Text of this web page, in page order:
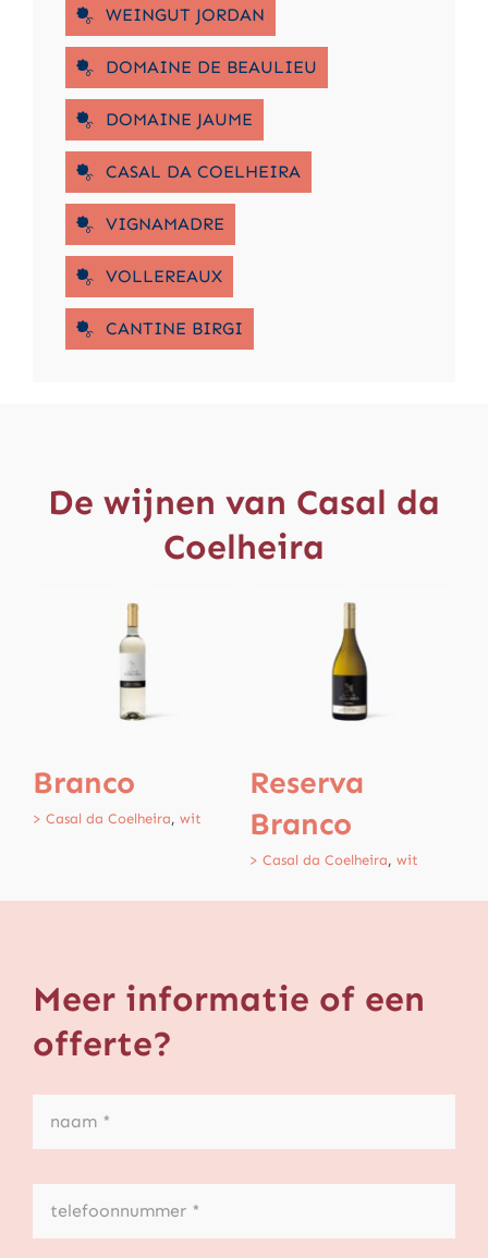
WEINGUT JORDAN
DOMAINE DE BEAULIEU
DOMAINE JAUME
CASAL DA COELHEIRA
VIGNAMADRE
VOLLEREAUX
CANTINE BIRGI
De wijnen van Casal da
Coelheira
Branco
> Casal da Coelheira, wit
Reserva
Branco
> Casal da Coelheira, wit
Meer informatie of een
offerte?